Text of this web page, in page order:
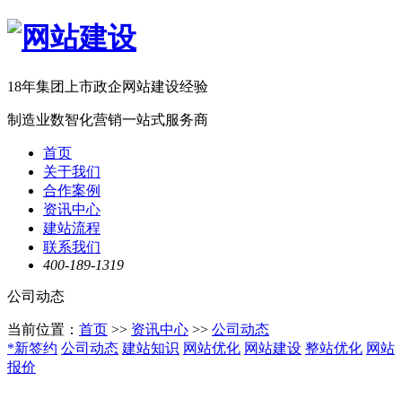
18年集团上市政企网站建设经验
制造业数智化营销一站式服务商
首页
关于我们
合作案例
资讯中心
建站流程
联系我们
400-189-1319
公司动态
当前位置： 首页 >> 资讯中心 >> 公司动态
*新签约 公司动态 建站知识 网站优化 网站建设 整站优化 网站
报价